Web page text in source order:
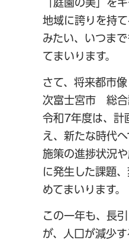
「庭園の美」を
地域に誇りを持
みたい、いつま
てまいります。
さて、将来都市
次富士宮市 総合
令和7年度は、計
え、新たな時代
施策の進捗状況
に発生した課題
めてまいります。
この一年も、長
が、人口が減少